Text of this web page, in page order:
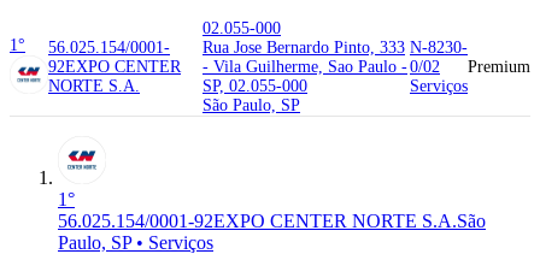
1°
56.025.154/0001-
92EXPO CENTER
NORTE S.A.
02.055-000
Rua Jose Bernardo Pinto, 333
- Vila Guilherme, Sao Paulo -
SP, 02.055-000
São Paulo, SP
N-8230-
0/02
Serviços
Premium
1°
56.025.154/0001-92EXPO CENTER NORTE S.A.São
Paulo, SP • Serviços